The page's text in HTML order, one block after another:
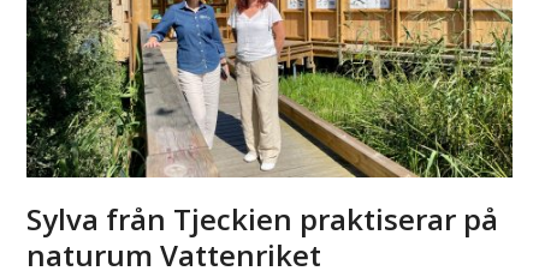
Sylva från Tjeckien praktiserar på
naturum Vattenriket